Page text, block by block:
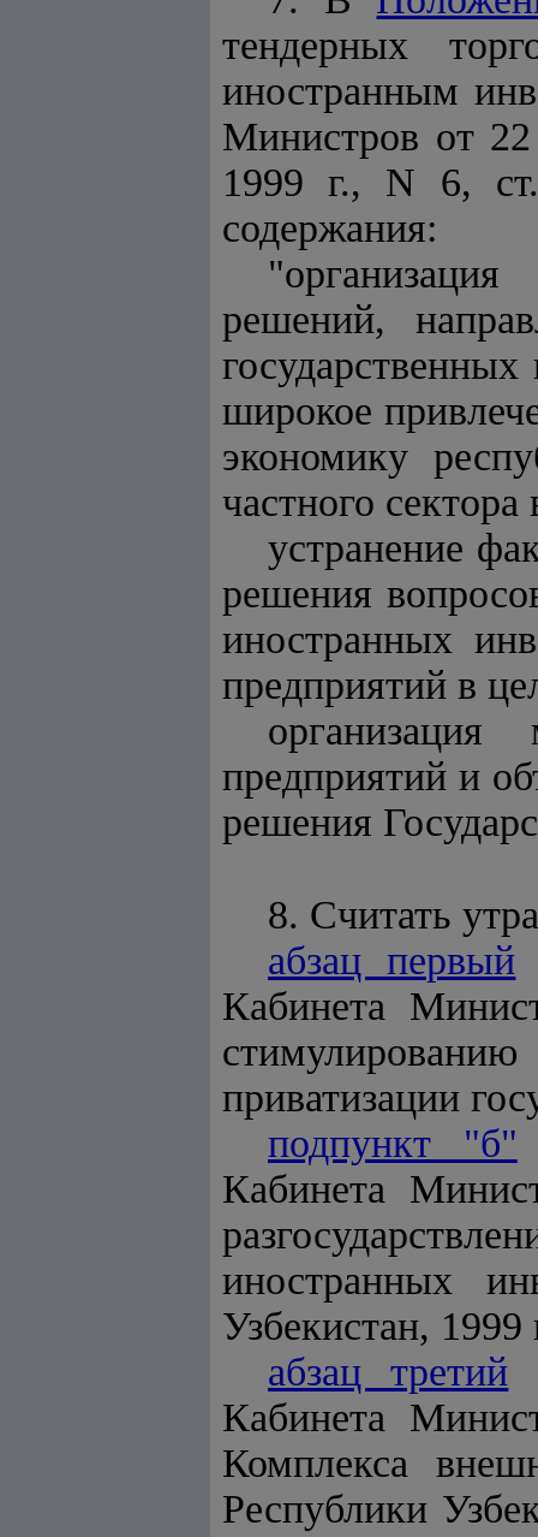
тендерных
иностранным
Министров от
1999 г., N 6,
содержания:
решений,
широкое
экономику
частного
устранение
решения
иностранных
предприятий в
организация
предприятий и
решения
8. Считать
абзац первый
Кабинета
приватизации
подпункт "б"
Кабинета
иностранных
Узбекистан, 1999
абзац третий
Кабинета
Комплекса
Республики